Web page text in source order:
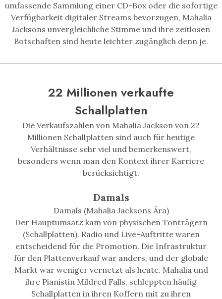
umfassende Sammlung einer CD-Box oder die sofortige
Verfügbarkeit digitaler Streams bevorzugen, Mahalia
Jacksons unvergleichliche Stimme und ihre zeitlosen
Botschaften sind heute leichter zugänglich denn je.
22 Millionen verkaufte
Schallplatten
Die Verkaufszahlen von Mahalia Jackson von 22
Millionen Schallplatten sind auch für heutige
Verhältnisse sehr viel und bemerkenswert,
besonders wenn man den Kontext ihrer Karriere
berücksichtigt.
Damals
Damals (Mahalia Jacksons Ära)
Der Hauptumsatz kam von physischen Tonträgern
(Schallplatten). Radio und Live-Auftritte waren
entscheidend für die Promotion. Die Infrastruktur
für den Plattenverkauf war anders, und der globale
Markt war weniger vernetzt als heute. Mahalia und
ihre Pianistin Mildred Falls, schleppten häufig
Schallplatten in ihren Koffern mit zu ihren